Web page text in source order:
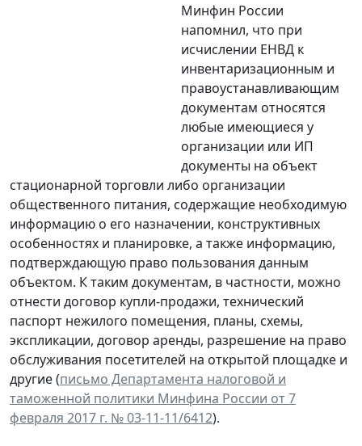
Минфин России
напомнил, что при
исчислении ЕНВД к
инвентаризационным и
правоустанавливающим
документам относятся
любые имеющиеся у
организации или ИП
документы на объект
стационарной торговли либо организации
общественного питания, содержащие необходимую
информацию о его назначении, конструктивных
особенностях и планировке, а также информацию,
подтверждающую право пользования данным
объектом. К таким документам, в частности, можно
отнести договор купли-продажи, технический
паспорт нежилого помещения, планы, схемы,
экспликации, договор аренды, разрешение на право
обслуживания посетителей на открытой площадке и
другие (письмо Департамента налоговой и
таможенной политики Минфина России от 7
февраля 2017 г. № 03-11-11/6412).